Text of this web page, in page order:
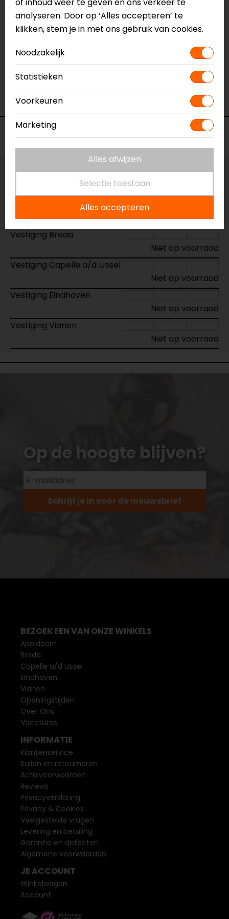
Aanritsbaar
Niet aanritsbaar
Certificeringsklasse
AAA
Materiaal
Leer
Seizoen
Ventilatie
Thermovoering
Voorraad
Vestiging Apeldoorn
Niet op voorraad
Vestiging Breda
Niet op voorraad
Vestiging Capelle a/d IJssel
Niet op voorraad
Vestiging Eindhoven
Niet op voorraad
Vestiging Vianen
Niet op voorraad
Op de hoogte blijven?
Schrijf je in voor de nieuwsbrief
analyseren. Door op ‘Alles accepteren’ te
klikken, stem je in met ons gebruik van cookies.
Noodzakelijk
Statistieken
Voorkeuren
Marketing
Alles afwijzen
Selectie toestaan
Alles accepteren
BEZOEK EEN VAN ONZE WINKELS
Apeldoorn
Breda
Capelle a/d IJssel
Eindhoven
Vianen
Openingstijden
Over Ons
Vacatures
INFORMATIE
Klantenservice
Ruilen en retourneren
Actievoorwaarden
Reviews
Privacyverklaring
Privacy & Cookies
Veelgestelde vragen
Levering en betaling
Garantie en defecten
Algemene voorwaarden
JE ACCOUNT
Winkelwagen
Account